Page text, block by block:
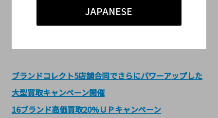
JAPANESE
#竹下 インポート メンズ
ブランドコレクト5店舗合同でさらにパワーアップした
大型買取キャンペーン開催
16ブランド高価買取20%ＵＰキャンペーン